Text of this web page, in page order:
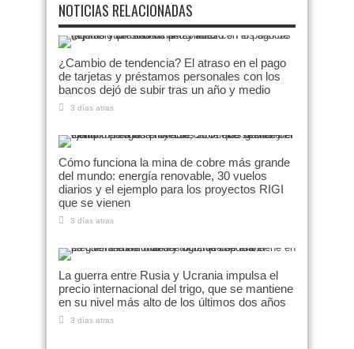
NOTICIAS RELACIONADAS
¿Cambio de tendencia? El atraso en el pago
de tarjetas y préstamos personales con los
bancos dejó de subir tras un año y medio
3 días atras
Cómo funciona la mina de cobre más grande
del mundo: energía renovable, 30 vuelos
diarios y el ejemplo para los proyectos RIGI
que se vienen
3 días atras
La guerra entre Rusia y Ucrania impulsa el
precio internacional del trigo, que se mantiene
en su nivel más alto de los últimos dos años
3 días atras